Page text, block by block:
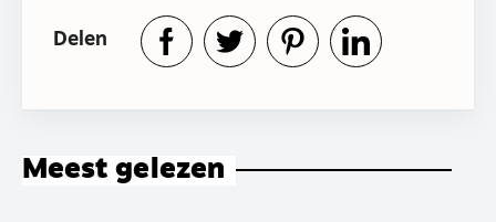
Delen
Meest gelezen